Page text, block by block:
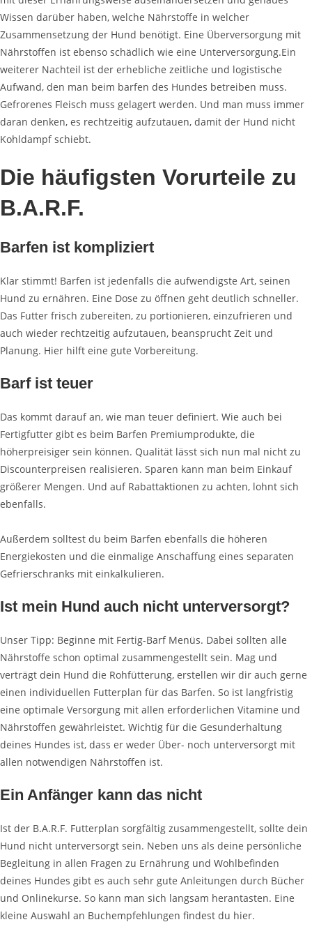
Wissen darüber haben, welche Nährstoffe in welcher
Zusammensetzung der Hund benötigt. Eine Überversorgung mit
Nährstoffen ist ebenso schädlich wie eine Unterversorgung.Ein
weiterer Nachteil ist der erhebliche zeitliche und logistische
Aufwand, den man beim barfen des Hundes betreiben muss.
Gefrorenes Fleisch muss gelagert werden. Und man muss immer
daran denken, es rechtzeitig aufzutauen, damit der Hund nicht
Kohldampfschiebt.
Die häufigsten Vorurteile zu
B.A.R.F.
Barfen ist kompliziert
Klar stimmt! Barfen ist jedenfalls die aufwendigste Art, seinen
Hund zu ernähren. Eine Dose zu öffnen geht deutlich schneller.
Das Futter frisch zubereiten, zu portionieren, einzufrieren und
auch wieder rechtzeitig aufzutauen, beansprucht Zeit und
Planung. Hier hilft eine gute Vorbereitung.
Barf ist teuer
Das kommt darauf an, wie man teuer definiert. Wie auch bei
Fertigfutter gibt es beim Barfen Premiumprodukte, die
höherpreisiger sein können. Qualität lässt sich nun mal nicht zu
Discounterpreisen realisieren. Sparen kann man beim Einkauf
größerer Mengen. Und auf Rabattaktionen zu achten, lohnt sich
ebenfalls.
Außerdem solltest du beim Barfen ebenfalls die höheren
Energiekosten und die einmalige Anschaffung eines separaten
Gefrierschranks mit einkalkulieren.
Ist mein Hund auch nicht unterversorgt?
Unser Tipp: Beginne mit Fertig-BarfMenüs. Dabei sollten alle
Nährstoffe schon optimal zusammengestellt sein. Mag und
verträgt dein Hund die Rohfütterung, erstellen wir dir auch gerne
einen individuellen Futterplan für das Barfen. So ist langfristig
eine optimale Versorgung mit allen erforderlichen Vitamine und
Nährstoffen gewährleistet. Wichtig für die Gesunderhaltung
deines Hundes ist, dass er weder Über- noch unterversorgt mit
allen notwendigen Nährstoffen ist.
Ein Anfänger kann das nicht
Ist der B.A.R.F. Futterplan sorgfältig zusammengestellt, sollte dein
Hund nicht unterversorgt sein. Neben uns als deine persönliche
Begleitung in allen Fragen zu Ernährung und Wohlbefinden
deines Hundes gibt es auch sehr gute Anleitungen durch Bücher
und Onlinekurse. So kann man sich langsam herantasten. Eine
kleine Auswahl an Buchempfehlungen findest du hier.